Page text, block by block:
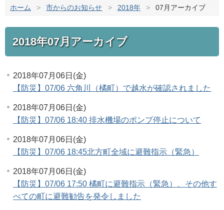
ホーム > 市からのお知らせ > 2018年 > 07月アーカイブ
2018年07月アーカイブ
2018年07月06日(金)
【防災】07/06 六角川（橘町）で越水が確認されました
2018年07月06日(金)
【防災】07/06 18:40 排水機場のポンプ停止について
2018年07月06日(金)
【防災】07/06 18:45北方町全域に避難指示（緊急）
2018年07月06日(金)
【防災】07/06 17:50 橘町に避難指示（緊急）、その他す
べての町に避難勧告を発令しました